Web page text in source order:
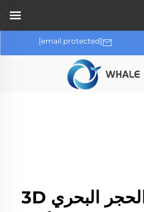
[email protected]
خدمات تشكيل الحجر البحري 3D